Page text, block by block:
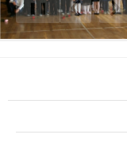
Poprzedni
❚❚